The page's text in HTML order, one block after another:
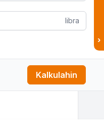
libra
Kalkulahin
›